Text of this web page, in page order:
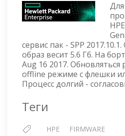
сервис пак - SPP
образ весит 5.6 Гб. На
Aug 16 2017.
offline режиме с флешки
Процесс долгий -
Теги
HPE FIRMWARE